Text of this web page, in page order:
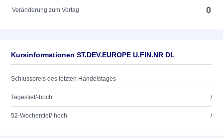
Veränderung zum Vortag 0
Kursinformationen ST.DEV.EUROPE U.FIN.NR DL
Schlusspreis des letzten Handelstages
Tagestief/-hoch /
52-Wochentief/-hoch /